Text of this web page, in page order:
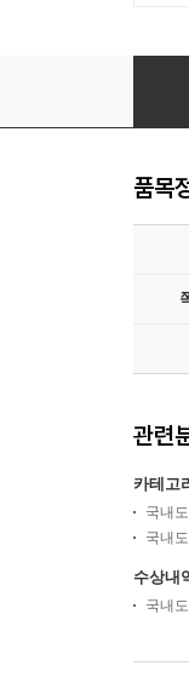
생성
품목
관련
카테고
국내
국내
수상내
국내